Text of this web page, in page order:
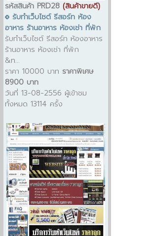
รหัสสินค้า PRD28 (สินค้าขายดี)
รับทำเว็บไซต์ รีสอร์ท ห้อง
อาหาร ร้านอาหาร ห้องเช่า ที่พัก
รับทำเว็บไซต์ รีสอร์ท ห้องอาหาร
ร้านอาหาร ห้องเช่า ที่พัก
&n...
ราคา 10000 บาท ราคาพิเศษ
8900 บาท
วันที่ 13-08-2556 ผู้เข้าชม
ทั้งหมด 13114 ครั้ง